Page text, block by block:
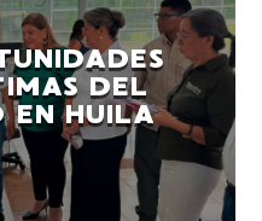
DEL
EN HUILA